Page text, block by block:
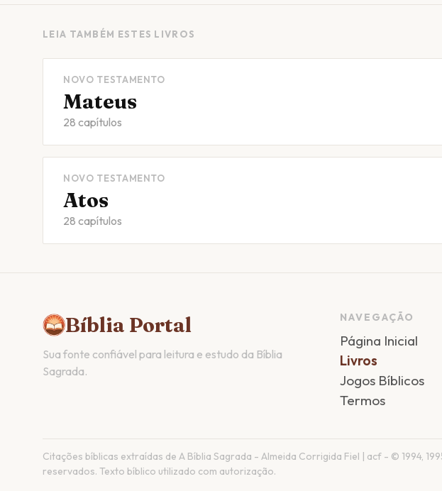
LEIA TAMBÉM ESTES LIVROS
NOVO TESTAMENTO
Mateus
28 capítulos
NOVO TESTAMENTO
Atos
28 capítulos
Bíblia Portal
Sua fonte confiável para leitura e estudo da Bíblia
Sagrada.
NAVEGAÇÃO
Página Inicial
Livros
Jogos Bíblicos
Termos
Citações bíblicas extraídas de A Bíblia Sagrada - Almeida Corrigida Fiel | acf - © 1994,
reservados. Texto bíblico utilizado com autorização.